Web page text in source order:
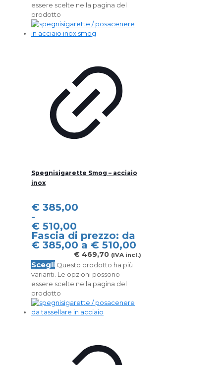
essere scelte nella pagina del
prodotto
Spegnisigarette Smog – acciaio
inox
€ 385,00
-
€ 510,00
Fascia di prezzo: da
€ 385,00 a € 510,00
€ 469,70 (IVA incl.)
Scegli Questo prodotto ha più
varianti. Le opzioni possono
essere scelte nella pagina del
prodotto